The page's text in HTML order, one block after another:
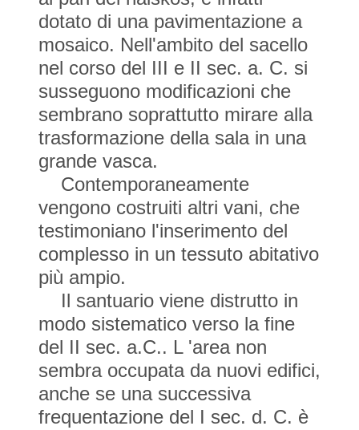
dotato di una pavimentazione a
mosaico. Nell'ambito del sacello
nel corso del III e II sec. a. C. si
susseguono modificazioni che
sembrano soprattutto mirare alla
trasformazione della sala in una
grande vasca.
Contemporaneamente
vengono costruiti altri vani, che
testimoniano l'inserimento del
complesso in un tessuto abitativo
più ampio.
Il santuario viene distrutto in
modo sistematico verso la fine
del II sec. a.C.. L 'area non
sembra occupata da nuovi edifici,
anche se una successiva
frequentazione del I sec. d. C. è